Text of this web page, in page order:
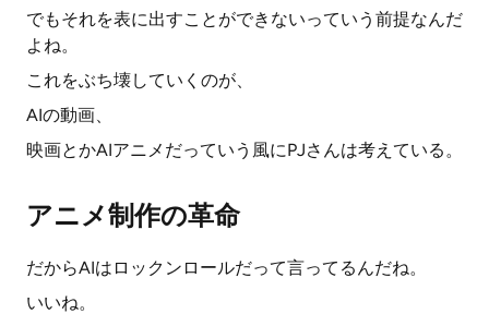
でもそれを表に出すことができないっていう前提なんだ
よね。
これをぶち壊していくのが、
AIの動画、
映画とかAIアニメだっていう風にPJさんは考えている。
アニメ制作の革命
だからAIはロックンロールだって言ってるんだね。
いいね。